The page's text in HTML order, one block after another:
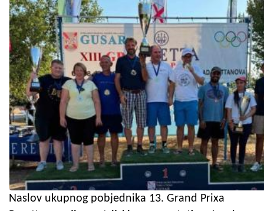
Naslov ukupnog pobjednika 13. Grand Prixa